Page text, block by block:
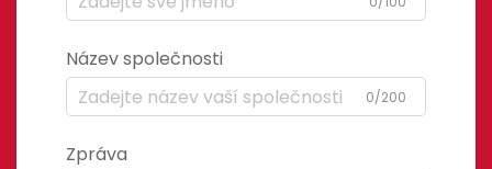
Název společnosti
0/200
Zpráva